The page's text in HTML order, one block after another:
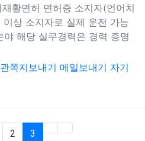
활면허 면허증 소지자(언어치
상 소지자로 실제 운전 가능
해당 실무경력은 경력 증명
쪽지보내기 메일보내기 자기
2 3 (current)